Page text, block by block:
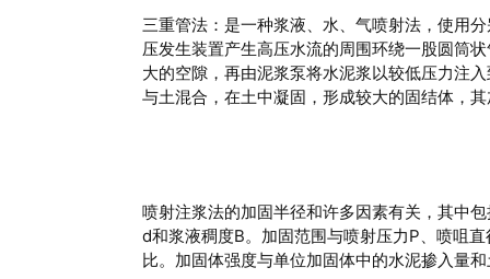
三重管法：是一种浆液、水、气喷射法，使用
压发生装置产生高压水流的周围环绕一股圆筒
大的空隙，再由泥浆泵将水泥浆以较低压力注
与土混合，在土中凝固，形成较大的固结体，
喷射注浆法的加固半径和许多因素有关，其中
d和浆液稠度B。加固范围与喷射压力P、喷咀
比。加固体强度与单位加固体中的水泥掺入量